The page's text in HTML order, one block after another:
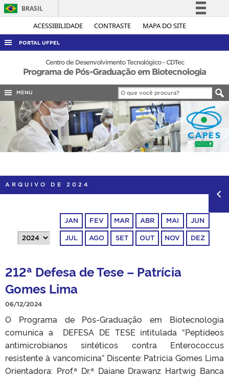
ACESSIBILIDADE CONTRASTE MAPA DO SITE
BRASIL
Simplifique!
Acesso à informação
Legislação
Canais
PORTAL UFPEL
ACESSO À INFORMAÇÃO
AUDITORIA
COBALTO
CONCURSOS
EDITAIS
INTERNACIONAL
PORTARIAS
Centro de Desenvolvimento Tecnológico - CDTec
Programa de Pós-Graduação em Biotecnologia
MENU
ARQUIVO DE 2024
JAN FEV MAR ABR MAI JUN
JUL AGO SET OUT NOV DEZ
212ª Defesa de Tese – Patrícia
Gomes Lima
06/12/2024
O Programa de Pós-Graduação em Biotecnologia
comunica a DEFESA DE TESE intitulada “Peptídeos
antimicrobianos sintéticos contra Enterococcus
resistente à vancomicina” Discente: Patrícia Gomes Lima
Orientadora: Prof.ª Dr.ª Daiane Drawanz Hartwig Banca